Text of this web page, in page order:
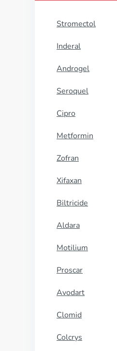
Stromectol
Inderal
Androgel
Seroquel
Cipro
Metformin
Zofran
Xifaxan
Biltricide
Aldara
Motilium
Proscar
Avodart
Clomid
Colcrys